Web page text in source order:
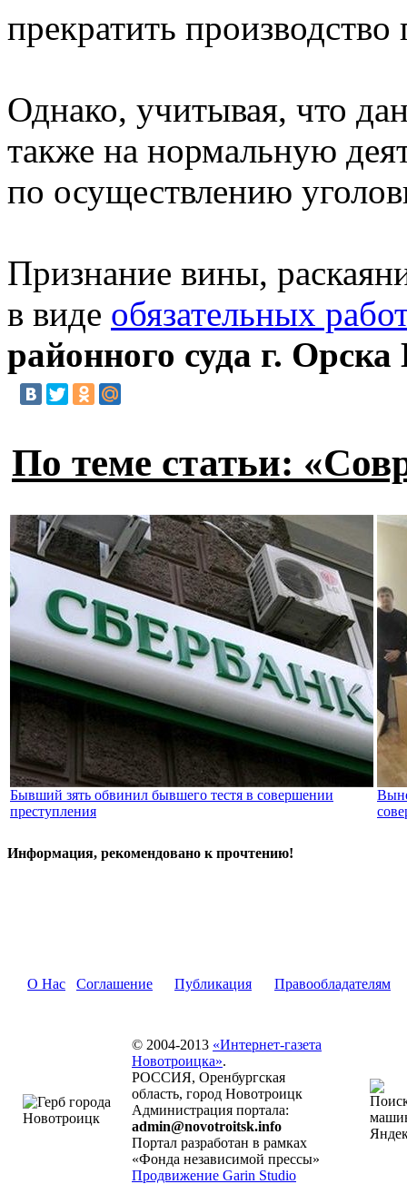
прекратить
Однако, учитывая, что
также на нормальную
по осуществлению
Признание вины,
в виде обязательных
районного суда г.
По теме статьи:
Бывший зять обвинил бывшего тестя в совершении
преступления
Информация, рекомендовано к прочтению!
О Нас Соглашение Публикация Правообладателям
© 2004-2013 «Интернет-газета
Новотроицка».
РОССИЯ, Оренбургская
область, город Новотроицк
Администрация портала:
admin@novotroitsk.info
Портал разработан в рамках
«Фонда независимой прессы»
Продвижение Garin Studio